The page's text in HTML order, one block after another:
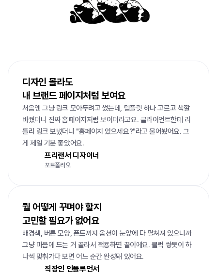
디자인 몰라도
내 브랜드 페이지처럼 보여요
처음엔 그냥 링크 모아두려고 썼는데, 템플릿 하나 고르고 색깔
바꿨더니 진짜 홈페이지처럼 보이더라고요. 클라이언트한테 리
틀리 링크 보냈더니 "홈페이지 있으세요?"라고 물어봤어요. 그
게 제일 기분 좋았어요.
프리랜서 디자이너
포트폴리오
뭘 어떻게 꾸며야 할지
고민할 필요가 없어요
배경색, 버튼 모양, 폰트까지 옵션이 눈앞에 다 펼쳐져 있으니까
그냥 마음에 드는 거 골라서 적용하면 끝이에요. 블럭 쌓듯이 하
나씩 맞춰가다 보면 어느 순간 완성돼 있어요.
직장인 인플루언서